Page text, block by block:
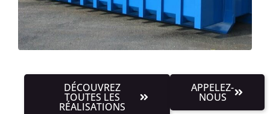
DÉCOUVREZ
TOUTES LES
RÉALISATIONS
APPELEZ-
NOUS